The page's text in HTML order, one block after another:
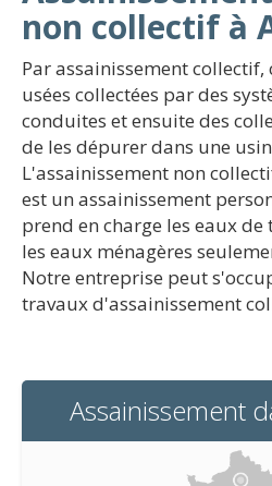
non collectif à
Par assainissement
usées collectées par des
conduites et ensuite des
de les dépurer dans une
L'assainissement non
est un assainissement
prend en charge les eaux de
les eaux ménagères
Notre entreprise peut
travaux d'assainissement
Assainissement